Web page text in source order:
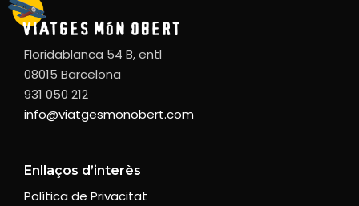
Floridablanca 54 B, entl
08015 Barcelona
931 050 212
info@viatgesmonobert.com
Enllaços d’interès
Política de Privacitat